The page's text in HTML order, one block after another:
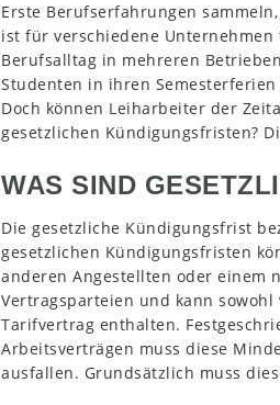
Erste Berufserfahrungen
ist für verschiedene
Berufsalltag in mehreren
Studenten in ihren
Doch können Leiharbeiter der
gesetzlichen Kündigungsfristen?
WAS SIND
Die gesetzliche Kündigungsfrist
gesetzlichen Kündigungsfristen
anderen Angestellten oder einem
Vertragsparteien und kann
Tarifvertrag enthalten.
Arbeitsverträgen muss diese
ausfallen. Grundsätzlich muss